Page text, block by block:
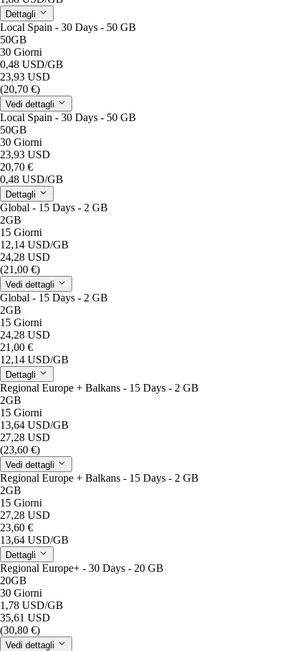
Dettagli
Local Spain - 30 Days - 50 GB
50GB
30 Giorni
0,48 USD/GB
23,93 USD
(20,70 €)
Vedi dettagli
Local Spain - 30 Days - 50 GB
50GB
30 Giorni
23,93 USD
20,70 €
0,48 USD/GB
Dettagli
Global - 15 Days - 2 GB
2GB
15 Giorni
12,14 USD/GB
24,28 USD
(21,00 €)
Vedi dettagli
Global - 15 Days - 2 GB
2GB
15 Giorni
24,28 USD
21,00 €
12,14 USD/GB
Dettagli
Regional Europe + Balkans - 15 Days - 2 GB
2GB
15 Giorni
13,64 USD/GB
27,28 USD
(23,60 €)
Vedi dettagli
Regional Europe + Balkans - 15 Days - 2 GB
2GB
15 Giorni
27,28 USD
23,60 €
13,64 USD/GB
Dettagli
Regional Europe+ - 30 Days - 20 GB
20GB
30 Giorni
1,78 USD/GB
35,61 USD
(30,80 €)
Vedi dettagli